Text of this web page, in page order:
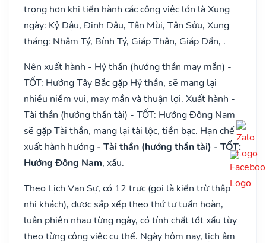
trọng hơn khi tiến hành các công việc lớn là Xung
ngày: Kỷ Dậu, Đinh Dậu, Tân Mùi, Tân Sửu, Xung
tháng: Nhâm Tý, Bính Tý, Giáp Thân, Giáp Dần, .
Nên xuất hành - Hỷ thần (hướng thần may mắn) -
TỐT: Hướng Tây Bắc gặp Hỷ thần, sẽ mang lại
nhiều niềm vui, may mắn và thuận lợi. Xuất hành -
Tài thần (hướng thần tài) - TỐT: Hướng Đông Nam
sẽ gặp Tài thần, mang lại tài lộc, tiền bạc. Hạn chế
xuất hành hướng - Tài thần (hướng thần tài) - TỐT:
Hướng Đông Nam, xấu.
Theo Lịch Vạn Sự, có 12 trực (gọi là kiến trừ thập
nhị khách), được sắp xếp theo thứ tự tuần hoàn,
luân phiên nhau từng ngày, có tính chất tốt xấu tùy
theo từng công việc cụ thể. Ngày hôm nay, lịch âm